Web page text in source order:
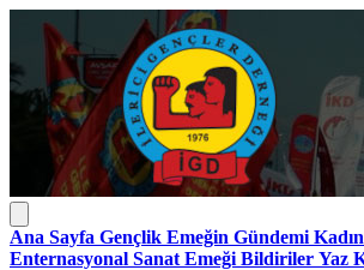
Ana Sayfa Gençlik Emeğin Gündemi Kadın
Enternasyonal Sanat Emeği Bildiriler Yaz